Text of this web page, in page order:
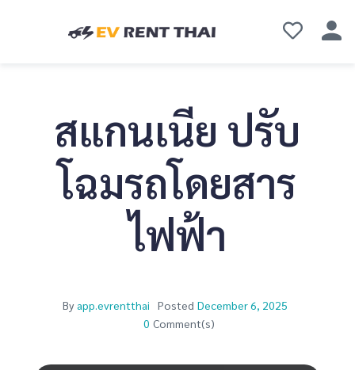
สแกนเนีย ปรับ
โฉมรถโดยสาร
ไฟฟ้า
By app.evrentthai Posted December 6, 2025
0 Comment(s)